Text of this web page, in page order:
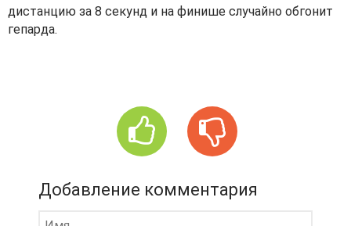
дистанцию за 8 секунд и на финише случайно обгонит
гепарда.
Добавление комментария